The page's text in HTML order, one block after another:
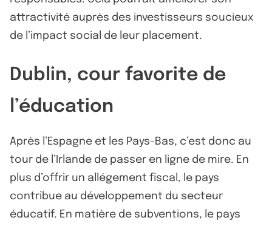
attractivité auprès des investisseurs soucieux
de l’impact social de leur placement.
Dublin, cour favorite de
l’éducation
Après l’Espagne et les Pays-Bas, c’est donc au
tour de l’Irlande de passer en ligne de mire. En
plus d’offrir un allégement fiscal, le pays
contribue au développement du secteur
éducatif. En matière de subventions, le pays